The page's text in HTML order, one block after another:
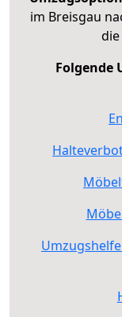
im Breisgau
Folgende